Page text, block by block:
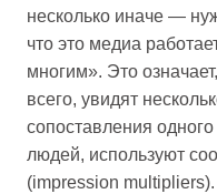
несколько иначе —
что это медиа
многим». Это
всего, увидят
сопоставления
людей, используют
(impression